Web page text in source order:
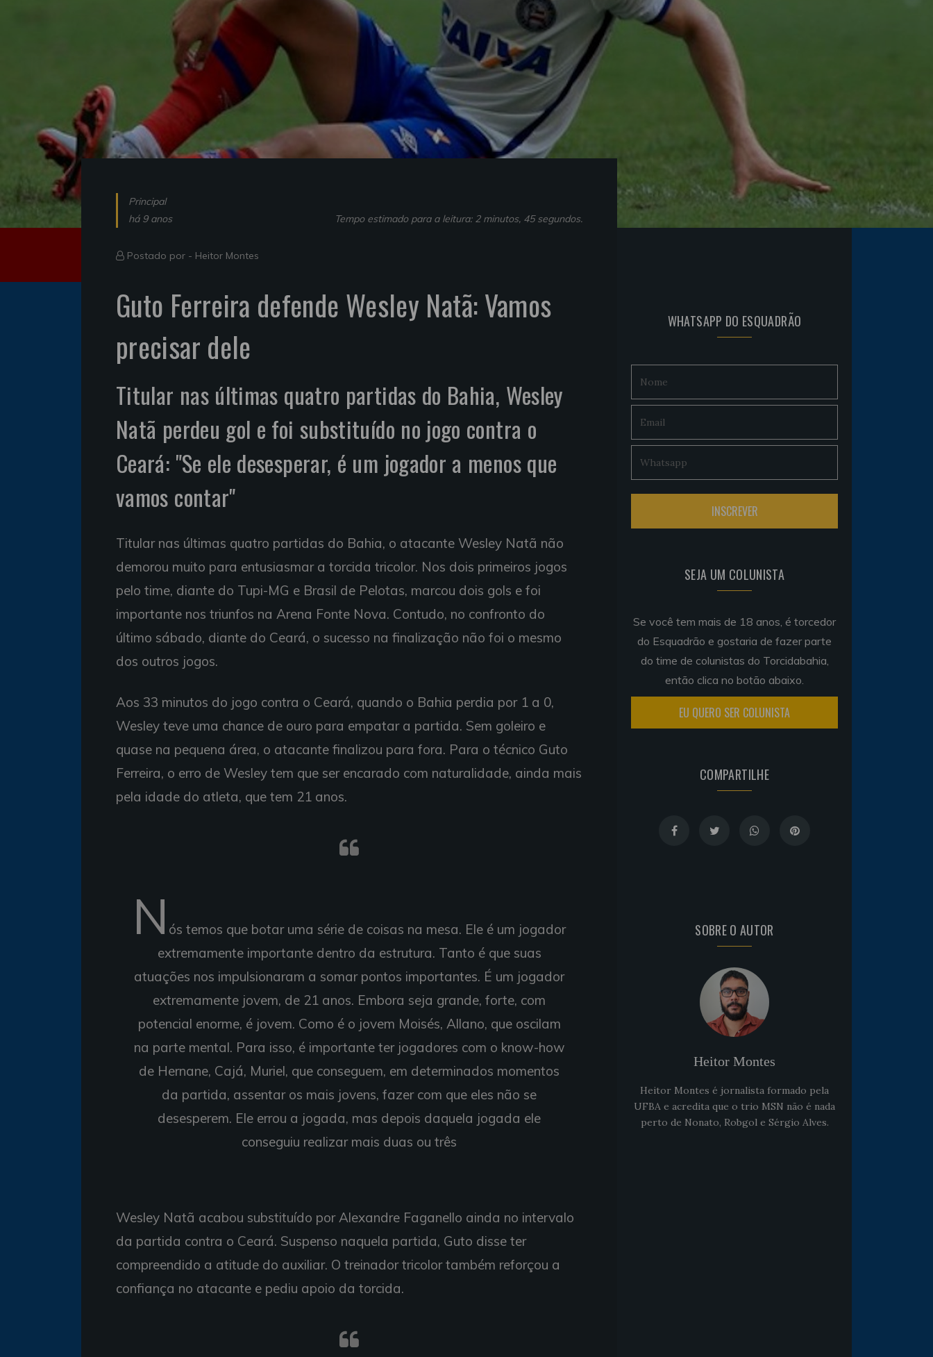
Principal
há 9 anos
Tempo estimado para a leitura: 2 minutos, 45 segundos.
Postado por - Heitor Montes
Guto Ferreira defende Wesley Natã: Vamos
precisar dele
Titular nas últimas quatro partidas do Bahia, Wesley
Natã perdeu gol e foi substituído no jogo contra o
Ceará: "Se ele desesperar, é um jogador a menos que
vamos contar"
Titular nas últimas quatro partidas do Bahia, o atacante Wesley Natã não
demorou muito para entusiasmar a torcida tricolor. Nos dois primeiros jogos
pelo time, diante do Tupi-MG e Brasil de Pelotas, marcou dois gols e foi
importante nos triunfos na Arena Fonte Nova. Contudo, no confronto do
último sábado, diante do Ceará, o sucesso na finalização não foi o mesmo
dos outros jogos.
Aos 33 minutos do jogo contra o Ceará, quando o Bahia perdia por 1 a 0,
Wesley teve uma chance de ouro para empatar a partida. Sem goleiro e
quase na pequena área, o atacante finalizou para fora. Para o técnico Guto
Ferreira, o erro de Wesley tem que ser encarado com naturalidade, ainda mais
pela idade do atleta, que tem 21 anos.
N ós temos que botar uma série de coisas na mesa. Ele é um jogador
extremamente importante dentro da estrutura. Tanto é que suas
atuações nos impulsionaram a somar pontos importantes. É um jogador
extremamente jovem, de 21 anos. Embora seja grande, forte, com
potencial enorme, é jovem. Como é o jovem Moisés, Allano, que oscilam
na parte mental. Para isso, é importante ter jogadores com o know-how
de Hernane, Cajá, Muriel, que conseguem, em determinados momentos
da partida, assentar os mais jovens, fazer com que eles não se
desesperem. Ele errou a jogada, mas depois daquela jogada ele
conseguiu realizar mais duas ou três
Wesley Natã acabou substituído por Alexandre Faganello ainda no intervalo
da partida contra o Ceará. Suspenso naquela partida, Guto disse ter
compreendido a atitude do auxiliar. O treinador tricolor também reforçou a
confiança no atacante e pediu apoio da torcida.
WHATSAPP DO ESQUADRÃO
SEJA UM COLUNISTA
Se você tem mais de 18 anos, é torcedor
do Esquadrão e gostaria de fazer parte
do time de colunistas do Torcidabahia,
então clica no botão abaixo.
EU QUERO SER COLUNISTA
COMPARTILHE
SOBRE O AUTOR
Heitor Montes
Heitor Montes é jornalista formado pela
UFBA e acredita que o trio MSN não é nada
perto de Nonato, Robgol e Sérgio Alves.